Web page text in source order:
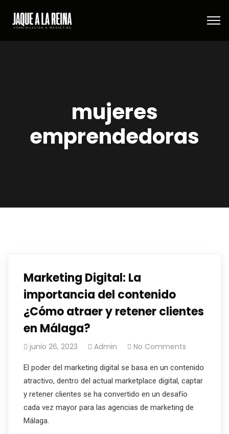
mujeres
emprendedoras
Marketing Digital: La
importancia del contenido
¿Cómo atraer y retener clientes
en Málaga?
junio 26, 2023 Admin No Comments
El poder del marketing digital se basa en un contenido
atractivo, dentro del actual marketplace digital, captar
y retener clientes se ha convertido en un desafío
cada vez mayor para las agencias de marketing de
Málaga.